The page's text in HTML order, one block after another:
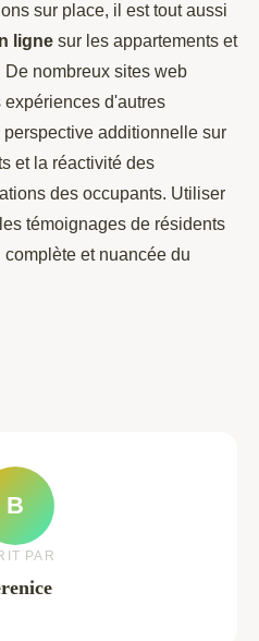
sur place, il est tout aussi
ligne sur les appartements et
De nombreux sites web
expériences d'autres
perspective additionnelle sur
et la réactivité des
des occupants. Utiliser
témoignages de résidents
et nuancée du
B
PAR